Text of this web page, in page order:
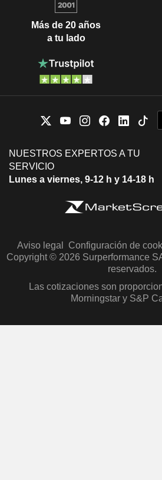
Más de 20 años
a tu lado
NUESTROS EXPERTOS A TU
SERVICIO
Lunes a viernes, 9-12 h y 14-18 h
Aviso legal Configuración de
Copyright © 2026 Surperformance
reservados.
Las cotizaciones son
Morningstar y S&P